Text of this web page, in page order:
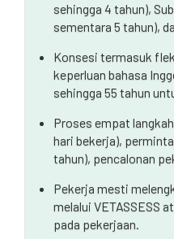
sehingga 4 tahun),
sementara 5 tahun),
Konsesi termasuk
keperluan bahasa
sehingga 55 tahun
Proses empat
hari bekerja),
tahun), pencalonan
Pekerja mesti
melalui VETASSESS
pada pekerjaan.